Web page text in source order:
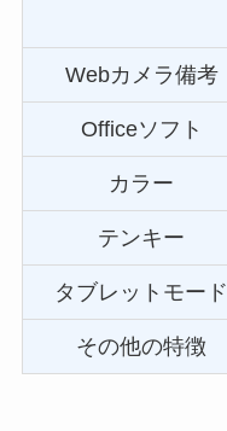
Webカメラ備考
Officeソフト
カラー
テンキー
タブレットモード
その他の特徴